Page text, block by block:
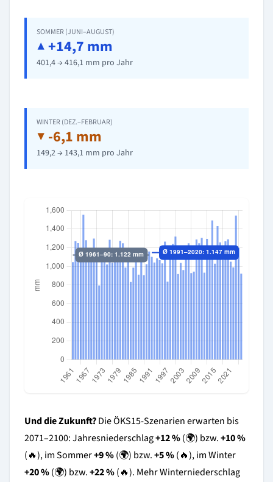
SOMMER (JUNI–AUGUST)
▲ +14,7 mm
401,4 → 416,1 mm pro Jahr
WINTER (DEZ.–FEBRUAR)
▼ -6,1 mm
149,2 → 143,1 mm pro Jahr
Und die Zukunft?Die ÖKS15-Szenarien erwarten bis
2071–2100: Jahresniederschlag+12 %(🌍) bzw.+10 %
(🔥), im Sommer+9 %(🌍) bzw.+5 %(🔥), im Winter
+20 %(🌍) bzw.+22 %(🔥). Mehr Winterniederschlag